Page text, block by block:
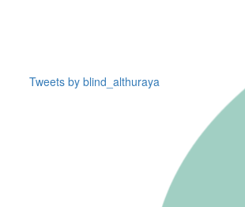
Tweets by blind_althuraya